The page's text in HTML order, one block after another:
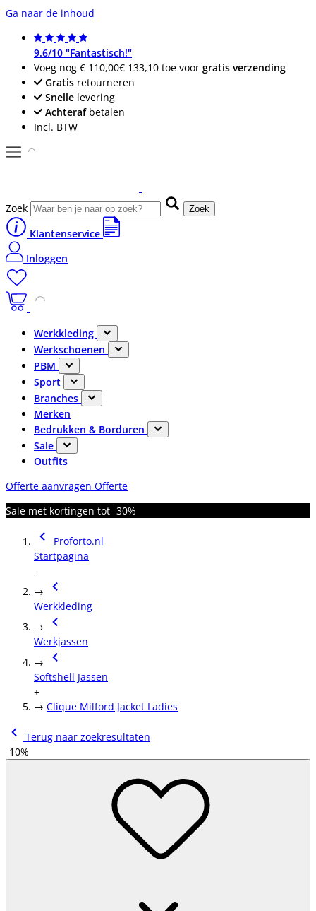
Ga naar de inhoud
9.6/10 "Fantastisch!"
Voeg nog € 110,00€ 133,10 toe voor gratis verzending
Gratis retourneren
Snelle levering
Achterafbetalen
Incl. BTW
Zoek Zoek
Klantenservice
Inloggen
Werkkleding
Werkschoenen
PBM
Sport
Branches
Merken
Bedrukken & Borduren
Sale
Outfits
Offerte aanvragen Offerte
Sale met kortingen tot -30%
Proforto.nl
Startpagina
–
→
Werkkleding
→
Werkjassen
→
Softshell Jassen
+
→ Clique Milford Jacket Ladies
Terug naar zoekresultaten
-10%